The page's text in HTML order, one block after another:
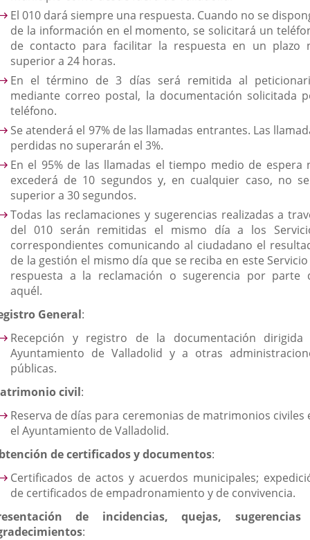
El 010 dará siempre una respuesta. Cuando no se
de la información en el momento, se solicitará un
de contacto para facilitar la respuesta en un plazo
superior a 24 horas.
En el término de 3 días será remitida al
mediante correo postal, la documentación solicitada
teléfono.
Se atenderá el 97% de las llamadas entrantes. Las
perdidas no superarán el 3%.
En el 95% de las llamadas el tiempo medio de espera
excederá de 10 segundos y, en cualquier caso, no
superior a 30 segundos.
Todas las reclamaciones y sugerencias realizadas a
del 010 serán remitidas el mismo día a los
correspondientes comunicando al ciudadano el
de la gestión el mismo día que se reciba en este
respuesta a la reclamación o sugerencia por parte
aquél.
General:
Recepción y registro de la documentación dirigida
Ayuntamiento de Valladolid y a otras
públicas.
civil:
Reserva de días para ceremonias de matrimonios civiles
el Ayuntamiento de Valladolid.
de certificados y documentos:
Certificados de actos y acuerdos municipales;
de certificados de empadronamiento y de convivencia.
de incidencias, quejas,
: